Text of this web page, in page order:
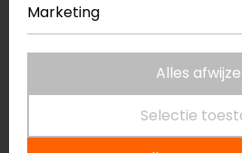
SECA
Marketing
Alles
Selectie